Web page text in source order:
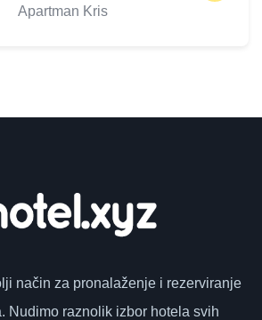
Apartman Kris
način za pronalaženje i rezerviranje
Nudimo raznolik izbor hotela svih